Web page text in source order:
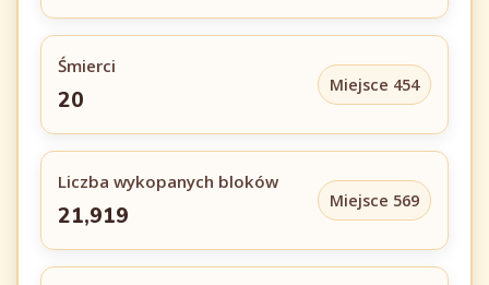
Śmierci
20
Miejsce 454
Liczba wykopanych bloków
21,919
Miejsce 569